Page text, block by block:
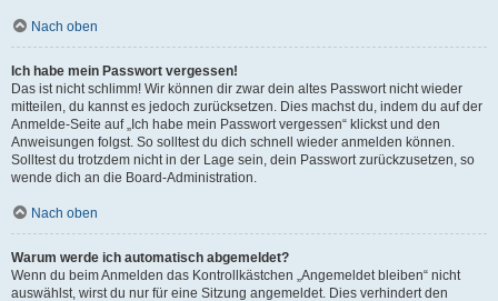
Nach oben
Ich habe mein Passwort vergessen!
Das ist nicht schlimm! Wir können dir zwar dein altes Passwort nicht wieder
mitteilen, du kannst es jedoch zurücksetzen. Dies machst du, indem du auf der
Anmelde-Seite auf „Ich habe mein Passwort vergessen“ klickst und den
Anweisungen folgst. So solltest du dich schnell wieder anmelden können.
Solltest du trotzdem nicht in der Lage sein, dein Passwort zurückzusetzen, so
wende dich an die Board-Administration.
Nach oben
Warum werde ich automatisch abgemeldet?
Wenn du beim Anmelden das Kontrollkästchen „Angemeldet bleiben“ nicht
auswählst, wirst du nur für eine Sitzung angemeldet. Dies verhindert den